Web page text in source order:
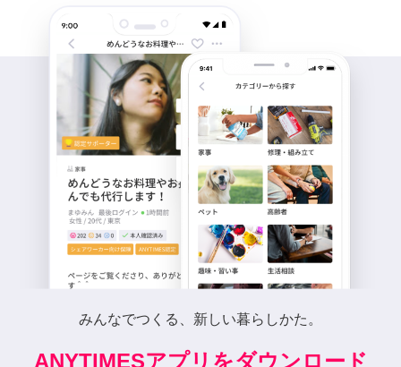
みんなでつくる、新しい暮らしかた。
ANYTIMESアプリをダウンロード